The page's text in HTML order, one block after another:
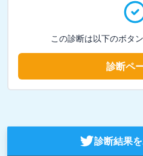
この診断は以下のボタ
診断ペ
診断結果